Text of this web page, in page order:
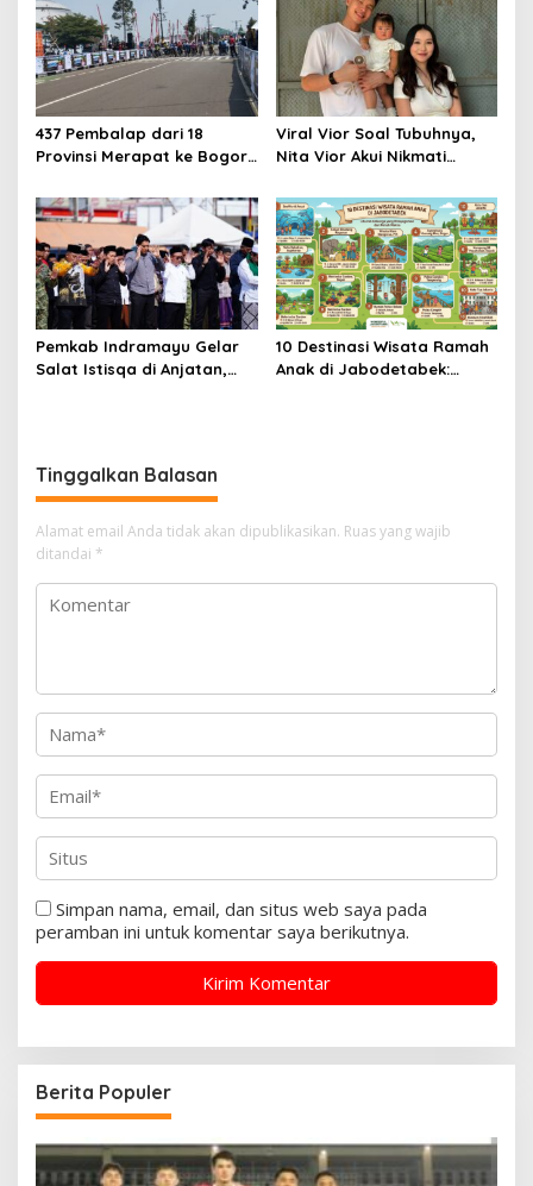
Ekonomi Lokal
437 Pembalap dari 18
Provinsi Merapat ke Bogor,
2026
Viral Vior Soal Tubuhnya,
Nita Vior Akui Nikmati
Pemkab Indramayu Gelar
Salat Istisqa di Anjatan,
10 Destinasi Wisata Ramah
Anak di Jabodetabek:
Tinggalkan Balasan
Alamat email Anda tidak akan dipublikasikan. Ruas yang wajib
ditandai *
Simpan nama, email, dan situs web saya pada
peramban ini untuk komentar saya berikutnya.
Berita Populer